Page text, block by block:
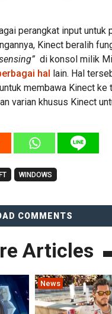
perangkat input untuk
Kinect beralih
di konsol milik
hal lain. Hal
membawa Kinect ke
varian khusus Kinect
WINDOWS
COMMENTS
Articles
News